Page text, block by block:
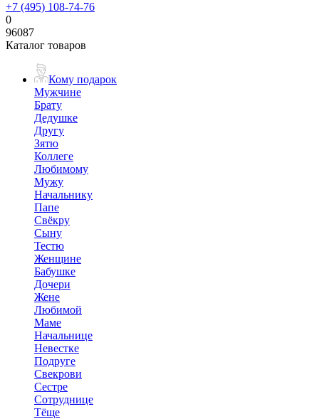
+7 (495) 108-74-76
0
96087
Каталог товаров
Кому подарок
Мужчине
Брату
Дедушке
Другу
Зятю
Коллеге
Любимому
Мужу
Начальнику
Папе
Свёкру
Сыну
Тестю
Женщине
Бабушке
Дочери
Жене
Любимой
Маме
Начальнице
Невестке
Подруге
Свекрови
Сестре
Сотруднице
Тёще